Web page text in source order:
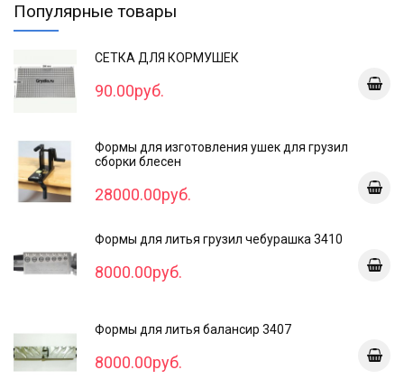
Популярные товары
СЕТКА ДЛЯ КОРМУШЕК
90.00руб.
Формы для изготовления ушек для грузил
сборки блесен
28000.00руб.
Формы для литья грузил чебурашка 3410
8000.00руб.
Формы для литья балансир 3407
8000.00руб.